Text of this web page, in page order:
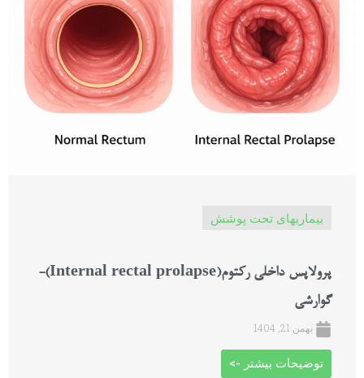
بیماریهای تحت پوشش
پرولاپس داخلی رکتوم(Internal rectal prolapse)-
گوارشی
بهمن 21, 1404
توضیحات بیشتر ->